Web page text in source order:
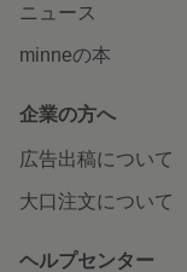
ニュース
minneの本
企業の方へ
広告出稿について
大口注文について
ヘルプセンター